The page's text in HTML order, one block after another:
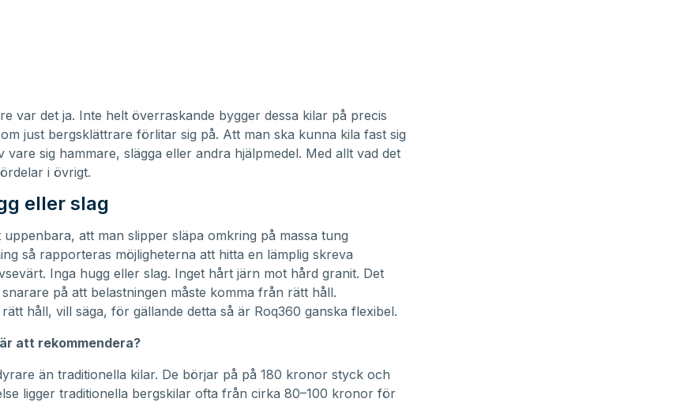
var det ja. Inte helt överraskande bygger dessa kilar på precis
just bergsklättrare förlitar sig på. Att man ska kunna kila fast sig
vare sig hammare, slägga eller andra hjälpmedel. Med allt vad det
i övrigt.
eller slag
uppenbara, att man slipper släpa omkring på massa tung
så rapporteras möjligheterna att hitta en lämplig skreva
Inga hugg eller slag. Inget hårt järn mot hård granit. Det
på att belastningen måste komma från rätt håll.
håll, vill säga, för gällande detta så är Roq360 ganska flexibel.
att rekommendera?
än traditionella kilar. De börjar på på 180 kronor styck och
ligger traditionella bergskilar ofta från cirka 80–100 kronor för